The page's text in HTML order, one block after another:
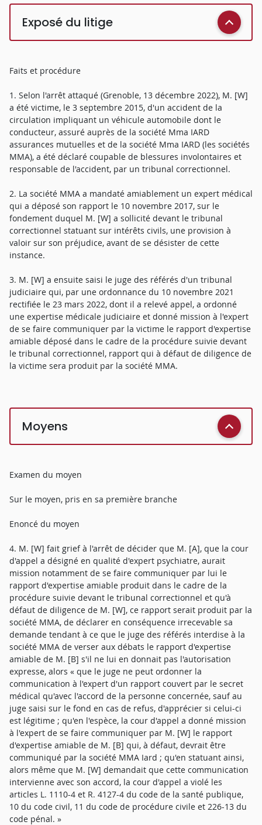
Exposé du litige
Faits et procédure
1. Selon l'arrêt attaqué (Grenoble, 13 décembre 2022), M. [W]
a été victime, le 3 septembre 2015, d'un accident de la
circulation impliquant un véhicule automobile dont le
conducteur, assuré auprès de la société Mma IARD
assurances mutuelles et de la société Mma IARD (les sociétés
MMA), a été déclaré coupable de blessures involontaires et
responsable de l'accident, par un tribunal correctionnel.
2. La société MMA a mandaté amiablement un expert médical
qui a déposé son rapport le 10 novembre 2017, sur le
fondement duquel M. [W] a sollicité devant le tribunal
correctionnel statuant sur intérêts civils, une provision à
valoir sur son préjudice, avant de se désister de cette
instance.
3. M. [W] a ensuite saisi le juge des référés d'un tribunal
judiciaire qui, par une ordonnance du 10 novembre 2021
rectifiée le 23 mars 2022, dont il a relevé appel, a ordonné
une expertise médicale judiciaire et donné mission à l'expert
de se faire communiquer par la victime le rapport d'expertise
amiable déposé dans le cadre de la procédure suivie devant
le tribunal correctionnel, rapport qui à défaut de diligence de
la victime sera produit par la société MMA.
Moyens
Examen du moyen
Sur le moyen, pris en sa première branche
Enoncé du moyen
4. M. [W] fait grief à l'arrêt de décider que M. [A], que la cour
d'appel a désigné en qualité d'expert psychiatre, aurait
mission notamment de se faire communiquer par lui le
rapport d'expertise amiable produit dans le cadre de la
procédure suivie devant le tribunal correctionnel et qu'à
défaut de diligence de M. [W], ce rapport serait produit par la
société MMA, de déclarer en conséquence irrecevable sa
demande tendant à ce que le juge des référés interdise à la
société MMA de verser aux débats le rapport d'expertise
amiable de M. [B] s'il ne lui en donnait pas l'autorisation
expresse, alors « que le juge ne peut ordonner la
communication à l'expert d'un rapport couvert par le secret
médical qu'avec l'accord de la personne concernée, sauf au
juge saisi sur le fond en cas de refus, d'apprécier si celui-ci
est légitime ; qu'en l'espèce, la cour d'appel a donné mission
à l'expert de se faire communiquer par M. [W] le rapport
d'expertise amiable de M. [B] qui, à défaut, devrait être
communiqué par la société MMA Iard ; qu'en statuant ainsi,
alors même que M. [W] demandait que cette communication
intervienne avec son accord, la cour d'appel a violé les
articles L. 1110-4 et R. 4127-4 du code de la santé publique,
10 du code civil, 11 du code de procédure civile et 226-13 du
code pénal. »